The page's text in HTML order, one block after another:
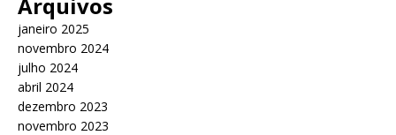
janeiro 2025
novembro 2024
julho 2024
abril 2024
dezembro 2023
novembro 2023